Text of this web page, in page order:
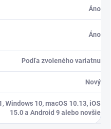
Áno
Áno
Podľa zvoleného variatnu
Nový
Windows 10, macOS 10.13, iOS
15.0 a Android 9 alebo novšie